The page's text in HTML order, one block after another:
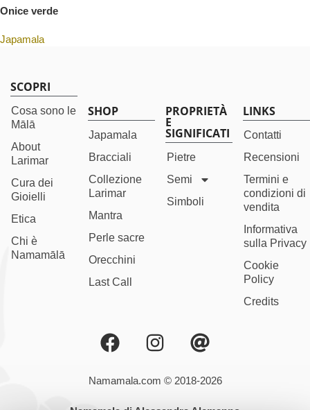
Onice verde
Japamala
SCOPRI
Cosa sono le
Mālā
About
Larimar
Cura dei
Gioielli
Etica
Chi è
Namamālā
SHOP
Japamala
Bracciali
Collezione
Larimar
Mantra
Perle sacre
Orecchini
Last Call
PROPRIETÀ
E
SIGNIFICATI
Pietre
Semi
Simboli
LINKS
Contatti
Recensioni
Termini e
condizioni di
vendita
Informativa
sulla Privacy
Cookie
Policy
Credits
Namamala.com © 2018-2026